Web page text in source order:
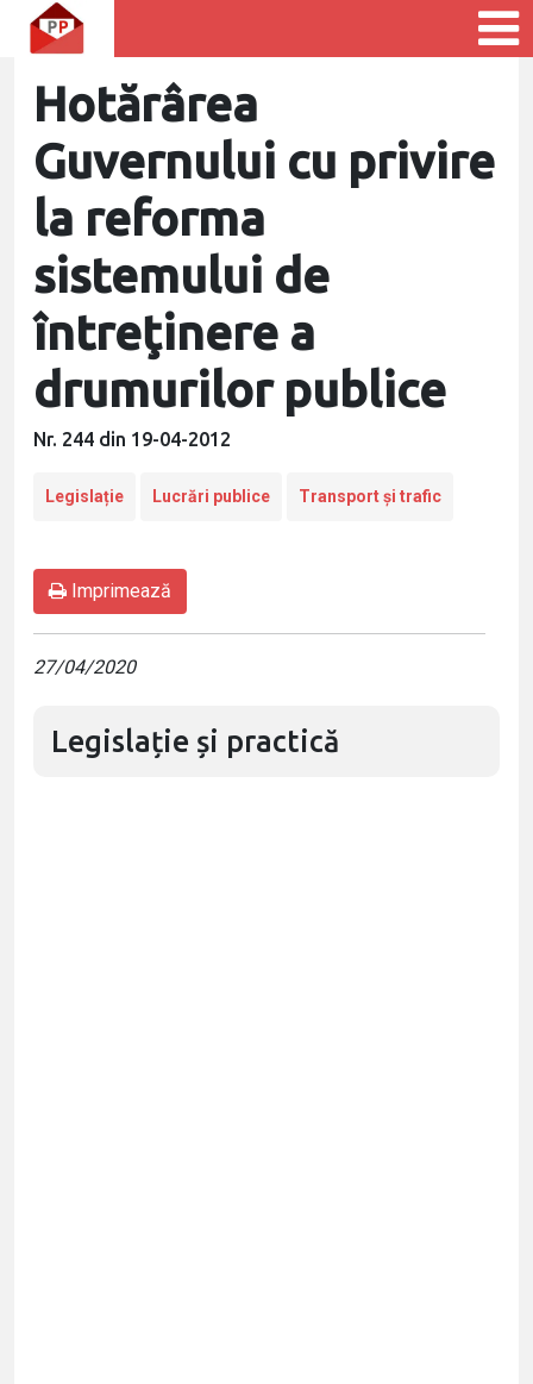
Hotărârea
Guvernului cu privire
la reforma
sistemului de
întreţinere a
drumurilor publice
Nr. 244 din 19-04-2012
Legislație Lucrări publice Transport și trafic
Imprimează
27/04/2020
Legislație și practică